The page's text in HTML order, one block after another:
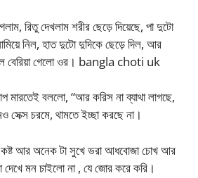
রিতু দেখলাম শরীর ছেড়ে দিয়েছে, পা দুটো
নিল, হাত দুটো দুদিকে ছেড়ে দিল, আর
বেরিয়া গেলো ওর। bangla choti uk
মারতেই বললো, “আর করিস না ব্যাথা লাগছে,
চরমে, থামতে ইচ্ছা করছে না।
আর অনেক টা সুখে ভরা আধবোজা চোখ আর
দেখে মন চাইলো না , যে জোর করে করি।